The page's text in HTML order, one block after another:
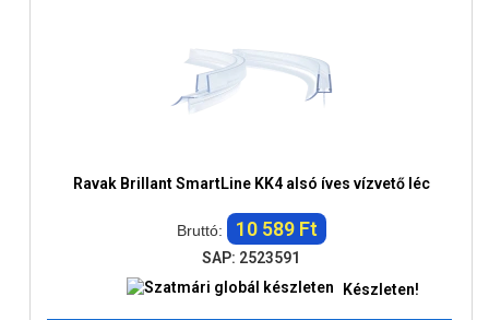
Ravak Brillant SmartLine KK4 alsó íves vízvető léc
Bruttó: 10 589 Ft
SAP: 2523591
Készleten!